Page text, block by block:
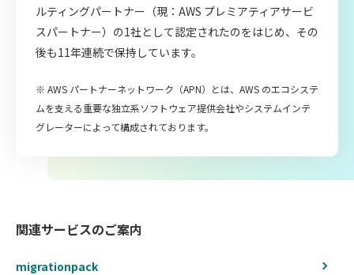
ルティングパートナー（現：AWS プレミアティアサービ
スパートナー）の1社として認定されたのをはじめ、その
後も11年連続で保持しています。
※ AWS パートナーネットワーク（APN）とは、AWS のエコシステ
ムを支える重要な独立系ソフトウェア提供会社やシステムインテ
グレーターによって構成されております。
関連サービスのご案内
migrationpack